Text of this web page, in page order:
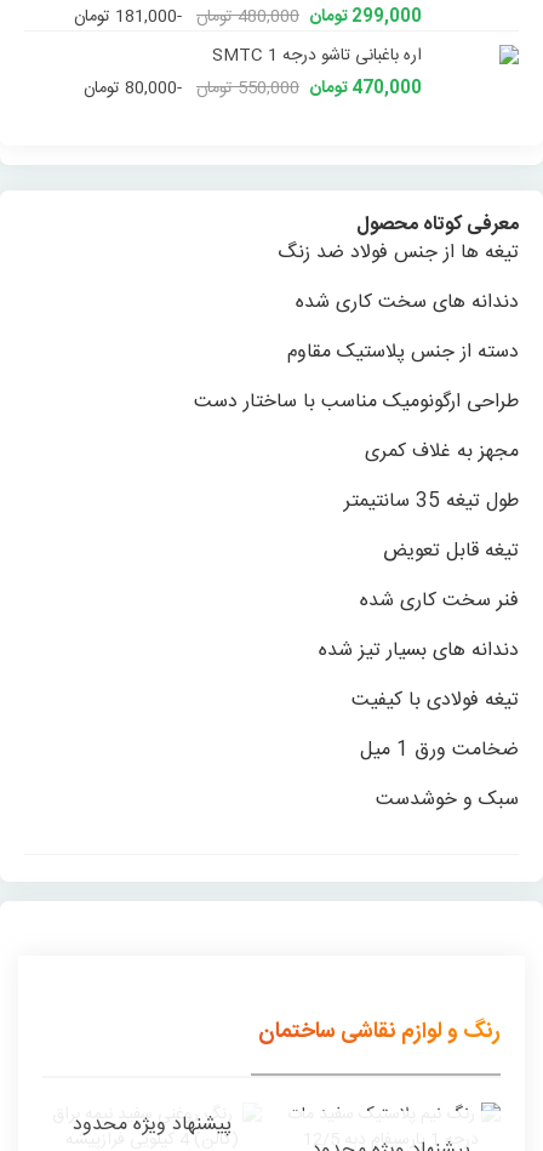
299,000 تومان
480,000 تومان
-181,000 تومان
اره باغبانی تاشو درجه 1 SMTC
470,000 تومان
550,000 تومان -80,000 تومان
معرفی کوتاه محصول
تیغه ها از جنس فولاد ضد زنگ
دندانه های سخت کاری شده
دسته از جنس پلاستیک مقاوم
طراحی ارگونومیک مناسب با ساختار دست
مجهز به غلاف کمری
طول تیغه 35 سانتیمتر
تیغه قابل تعویض
فنر سخت کاری شده
دندانه های بسیار تیز شده
تیغه فولادی با کیفیت
ضخامت ورق 1 میل
سبک و خوشدست
رنگ و لوازم نقاشی ساختمان
پیشنهاد ویژه محدود